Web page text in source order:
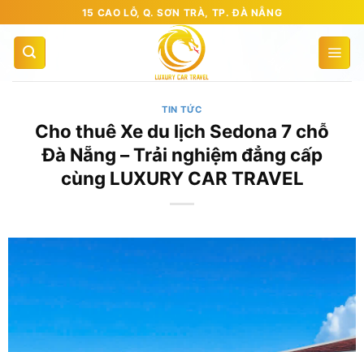
qua
dung
15 CAO LỖ, Q. SƠN TRÀ, TP. ĐÀ NẴNG
TIN TỨC
Cho thuê Xe du lịch Sedona 7 chỗ
Đà Nẵng – Trải nghiệm đẳng cấp
cùng LUXURY CAR TRAVEL